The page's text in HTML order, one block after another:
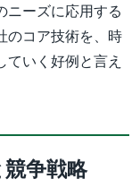
ニーズに応用する
のコア技術を、時
いく好例と言え
争戦略